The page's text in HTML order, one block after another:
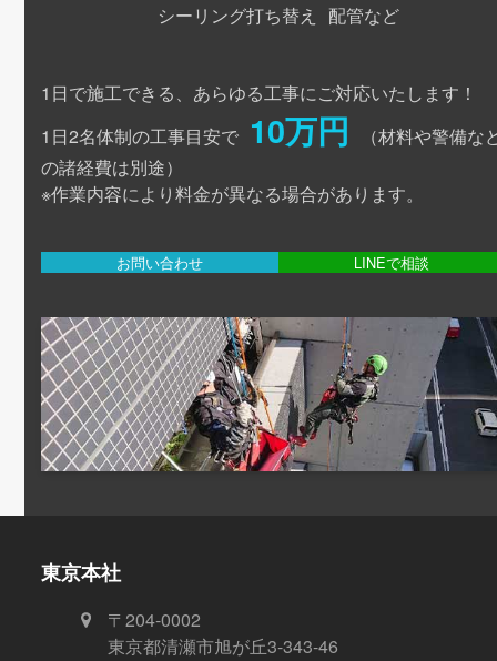
シーリング打ち替え
配管など
1日で施工できる、あらゆる工事にご対応いたします！
1日2名体制の工事目安で 10万円
（材料や警備な
の諸経費は別途）
※作業内容により料金が異なる場合があります。
お問い合わせ LINEで相談
東京本社
〒204-0002
東京都清瀬市旭が丘3-343-46